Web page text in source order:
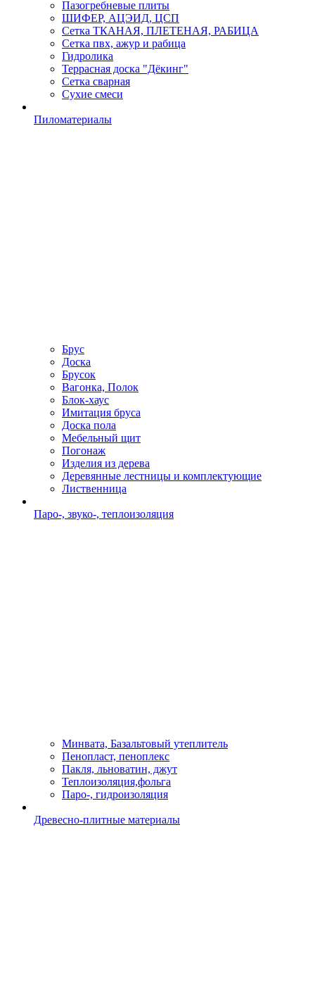
Пазогребневые плиты
ШИФЕР, АЦЭИД, ЦСП
Сетка ТКАНАЯ, ПЛЕТЕНАЯ, РАБИЦА
Сетка пвх, ажур и рабица
Гидролика
Террасная доска "Дёкинг"
Сетка сварная
Сухие смеси
Пиломатериалы
Брус
Доска
Брусок
Вагонка, Полок
Блок-хаус
Имитация бруса
Доска пола
Мебельный щит
Погонаж
Изделия из дерева
Деревянные лестницы и комплектующие
Лиственница
Паро-, звуко-, теплоизоляция
Минвата, Базальтовый утеплитель
Пенопласт, пеноплекс
Пакля, льноватин, джут
Теплоизоляция,фольга
Паро-, гидроизоляция
Древесно-плитные материалы